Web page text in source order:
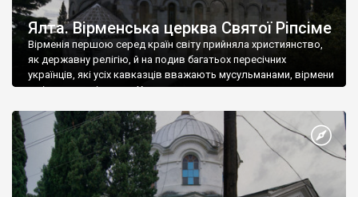
Ялта. Вірменська церква Святої Ріпсіме
Вірменія першою серед країн світу прийняла християнство,
як державну релігію, й на подив багатьох пересічних
українців, які усіх кавказців вважають мусульманами, вірмени
є відданими вірянами Христа